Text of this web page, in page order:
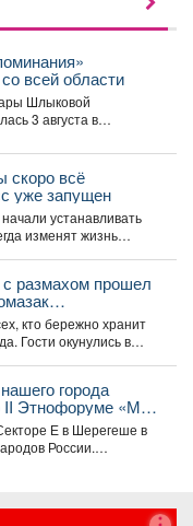
всей области
Шлыковой
3 августа в
скоро всё
уже запущен
устанавливать
изменят жизнь
размахом прошел
кто бережно хранит
в
города
II Этнофоруме «Мир
Е в Шерегеше в
России.